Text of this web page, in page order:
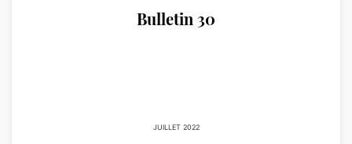
Bulletin 30
JUILLET 2022